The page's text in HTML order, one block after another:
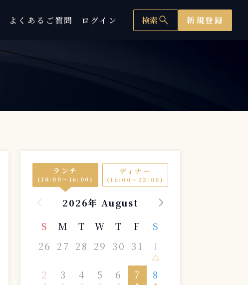
よくあるご質問 ログイン 検索search 新規登録
ランチ
(10:00〜16:00)
ディナー
(16:00〜22:00)
2026年 August
S
M T W T F
S
26
27 28 29 30 31 1
change_history
2 3 4 5 6 7 8